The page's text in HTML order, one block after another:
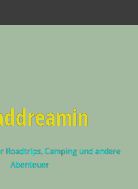
Roadtrips, Camping und andere
Abenteuer